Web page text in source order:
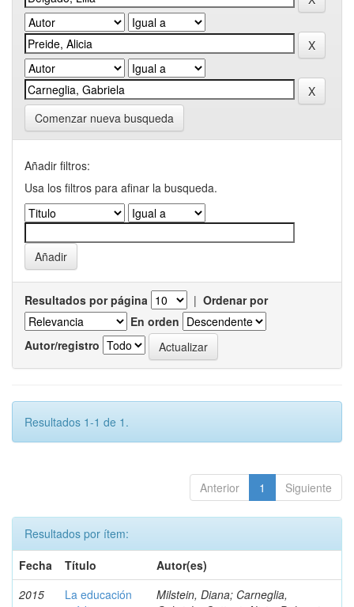
Comenzar nueva busqueda
Añadir filtros:
Usa los filtros para afinar la busqueda.
Resultados por página | Ordenar por
En orden
Autor/registro
Resultados 1-1 de 1.
Anterior 1 Siguiente
Resultados por ítem:
Fecha
Título
Autor(es)
2015
La educación
Milstein, Diana; Carneglia,